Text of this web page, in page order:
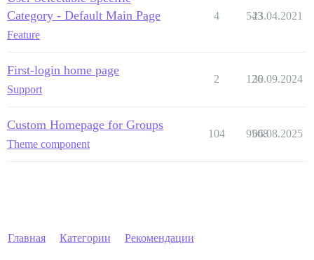
Category - Default Main Page
Feature
4 543
23.04.2021
First-login home page
Support
2 126
30.09.2024
Custom Homepage for Groups
Theme component
104 9508
06.08.2025
Главная Категории Рекомендации